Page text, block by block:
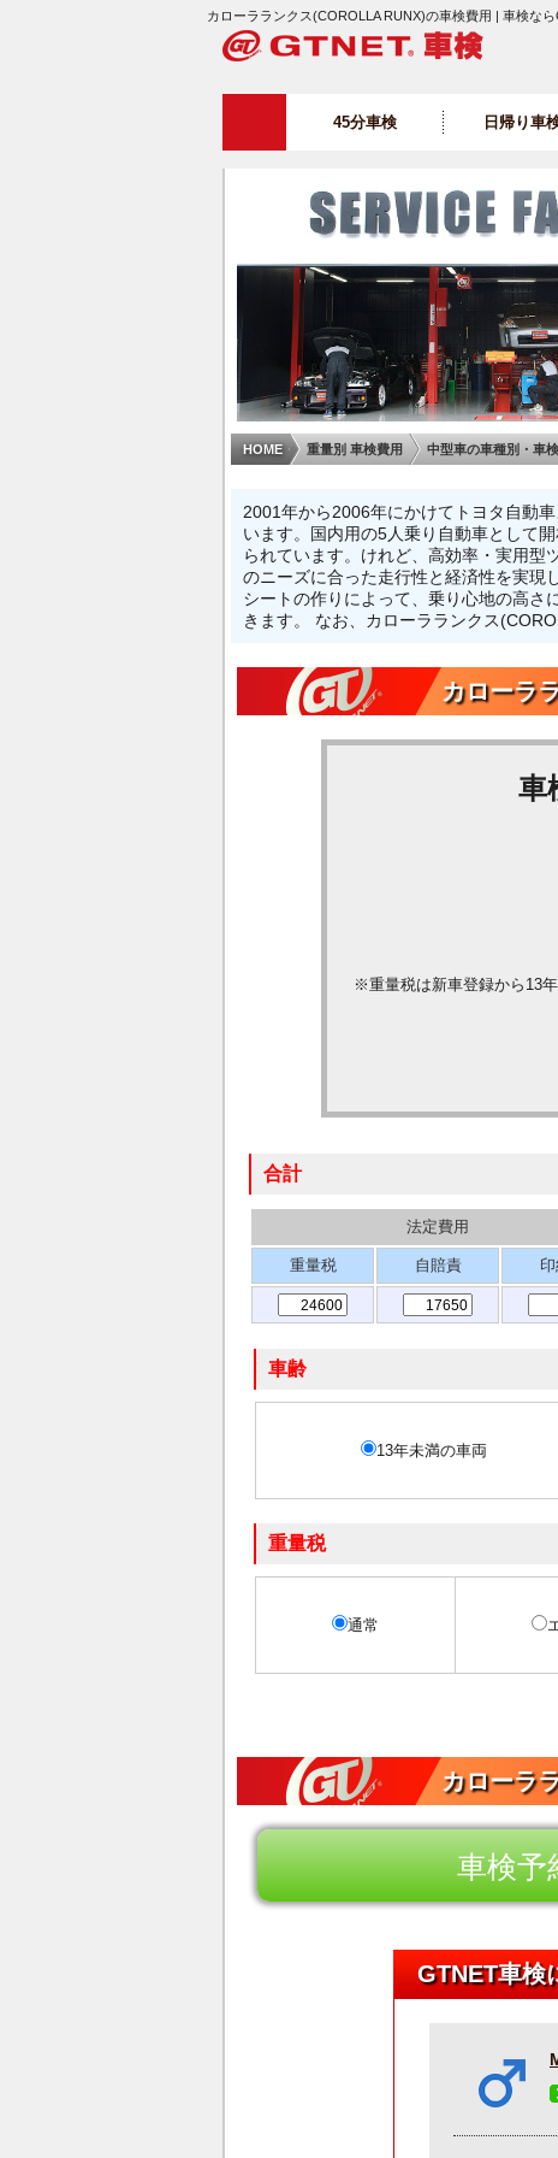
カローラランクス(COROLLA RUNX)の車検費用 | 車検な
45分車検 日帰り車
HOME 重量別 車検費用 中型車の車種別・車
2001年から2006年にかけてトヨタ自動
います。国内用の5人乗り自動車として
られています。けれど、高効率・実用型
のニーズに合った走行性と経済性を実現
シートの作りによって、乗り心地の高さ
きます。 なお、カローラランクス
カローラ
車
※重量税は新車登録から13
合計
法定費用
重量税
自賠責
車齢
13年未満の車両
重量税
通常
カローラ
車検予
GTNET車